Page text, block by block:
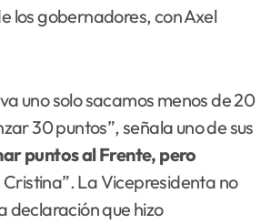
los gobernadores, con Axel
va uno solo sacamos menos de 20
30 puntos”, señala uno de sus
puntos al Frente, pero
La Vicepresidenta no
declaración que hizo